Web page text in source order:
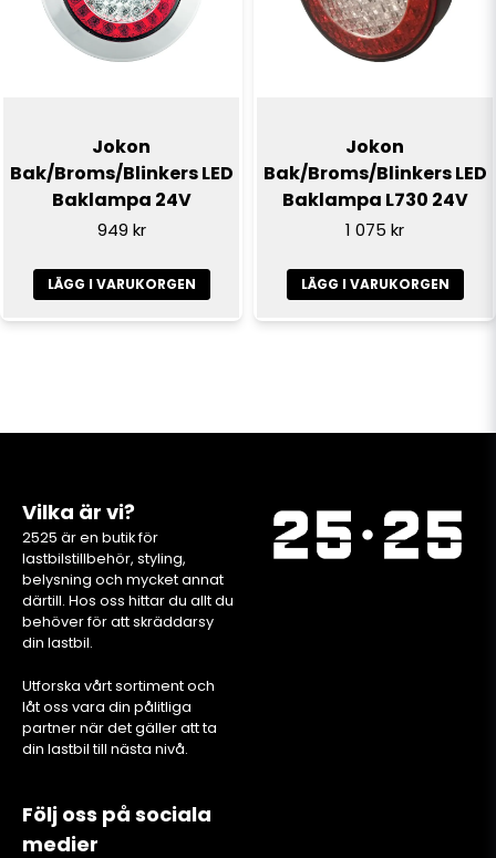
Jokon
Bak/Broms/Blinkers LED
Baklampa 24V
949 kr
LÄGG I VARUKORGEN
Jokon
Bak/Broms/Blinkers LED
Baklampa L730 24V
1 075 kr
LÄGG I VARUKORGEN
Vilka är vi?
2525 är en butik för
lastbilstillbehör, styling,
belysning och mycket annat
därtill. Hos oss hittar du allt du
behöver för att skräddarsy
din lastbil.
Utforska vårt sortiment och
låt oss vara din pålitliga
partner när det gäller att ta
din lastbil till nästa nivå.
Följ oss på sociala
medier